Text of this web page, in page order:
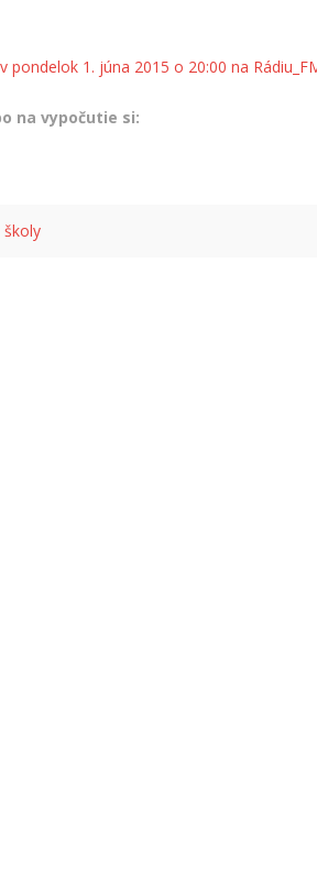
v pondelok 1. júna 2015 o 20:00 na
na vypočutie si:
školy